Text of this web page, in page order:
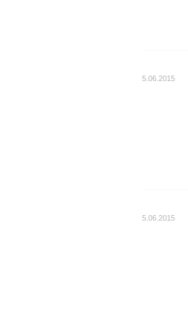
5.06.2015
5.06.2015